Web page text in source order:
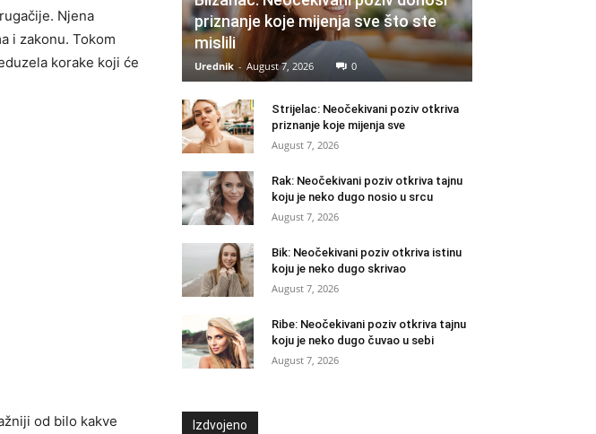
Njena
i zakonu. Tokom
korake koji će
od bilo kakve
priznanje koje mijenja sve što ste
mislili
Urednik - August 7, 2026 0
Strijelac: Neočekivani poziv otkriva
priznanje koje mijenja sve
August 7, 2026
Rak: Neočekivani poziv otkriva tajnu
koju je neko dugo nosio u srcu
August 7, 2026
Bik: Neočekivani poziv otkriva istinu
koju je neko dugo skrivao
August 7, 2026
Ribe: Neočekivani poziv otkriva tajnu
koju je neko dugo čuvao u sebi
August 7, 2026
Izdvojeno